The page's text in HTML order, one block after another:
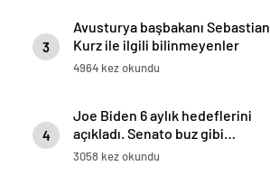
3
Avusturya başbakanı Sebastian
Kurz ile ilgili bilinmeyenler
4964 kez okundu
4
Joe Biden 6 aylık hedeflerini
açıkladı. Senato buz gibi…
3058 kez okundu